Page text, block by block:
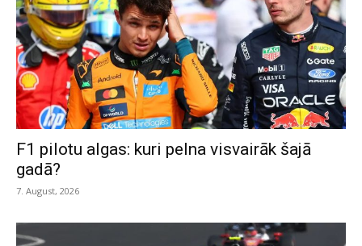
F1 pilotu algas: kuri pelna visvairāk šajā
gadā?
7. August, 2026